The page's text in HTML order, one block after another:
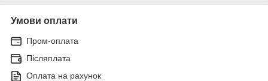
Умови оплати
Пром-оплата
Післяплата
Оплата на рахунок